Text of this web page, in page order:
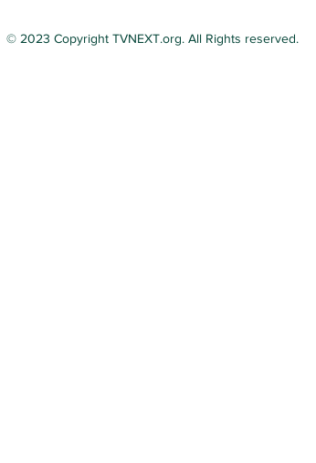
© 2023 Copyright TVNEXT.org. All Rights reserved.